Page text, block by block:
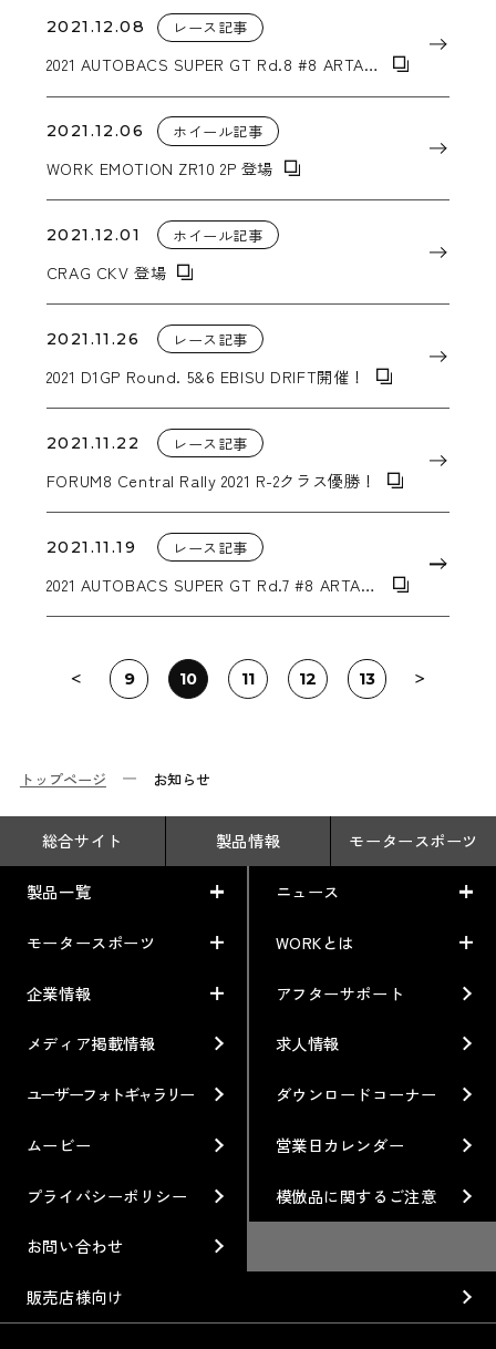
2021.12.08 レース記事
2021 AUTOBACS SUPER GT Rd.8 #8 ARTA
2021.12.06 ホイール記事
WORK EMOTION ZR10 2P 登場
2021.12.01 ホイール記事
CRAG CKV 登場
2021.11.26 レース記事
2021 D1GP Round. 5&6 EBISU DRIFT開催！
2021.11.22 レース記事
FORUM8 Central Rally 2021 R-2クラス優勝！
2021.11.19 レース記事
2021 AUTOBACS SUPER GT Rd.7 #8 ARTA
9 10 11 12 13
トップページ お知らせ
総合サイト 製品情報 モータースポーツ
製品一覧
製品一覧
車から検索
利用条件／注意事項
ブランド紹介
ホイール情報
カスタムオーダープラン
オプション・グッズ
廃番製品
ニュース
ニュース
お知らせ
イベント情報
モータースポーツ
モータースポーツ
レーシング特集
Gymkhana
DIRT TRIAL
SUPER GT
Rally
GR86/BRZ Cup
WORKとは
WORKとは
テクノロジー
クオリティー
デザイン
企業情報
企業情報
フィロソフィー
経営理念
私たちのあるべき姿
工場概要
会社沿革
アフターサポート
メディア掲載情報 求人情報
ユーザーフォトギャラリー ダウンロードコーナー
ムービー 営業日カレンダー
プライバシーポリシー 模倣品に関するご注意
お問い合わせ
販売店様向け